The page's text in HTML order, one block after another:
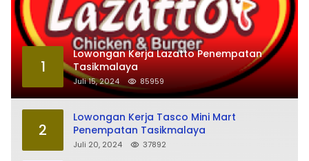
1
Lowongan Kerja Lazatto Penempatan
Tasikmalaya
Juli 15, 2024 85959
2
Lowongan Kerja Tasco Mini Mart
Penempatan Tasikmalaya
Juli 20, 2024 37892